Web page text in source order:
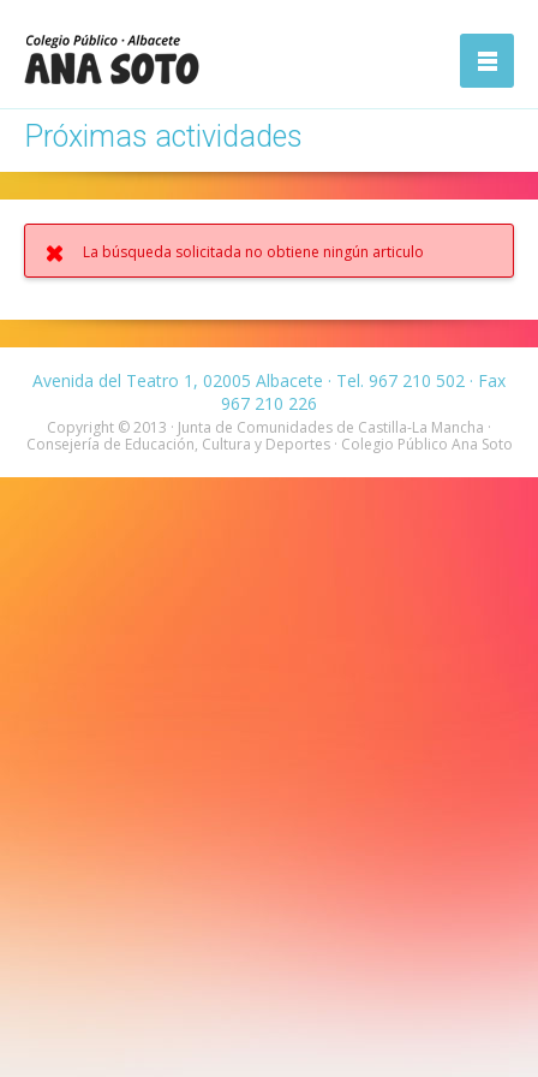
navegación
Próximas actividades
La búsqueda solicitada no obtiene ningún articulo
Avenida del Teatro 1, 02005 Albacete · Tel. 967 210 502 · Fax
967 210 226
Copyright © 2013 · Junta de Comunidades de Castilla-La Mancha ·
Consejería de Educación, Cultura y Deportes · Colegio Público Ana Soto